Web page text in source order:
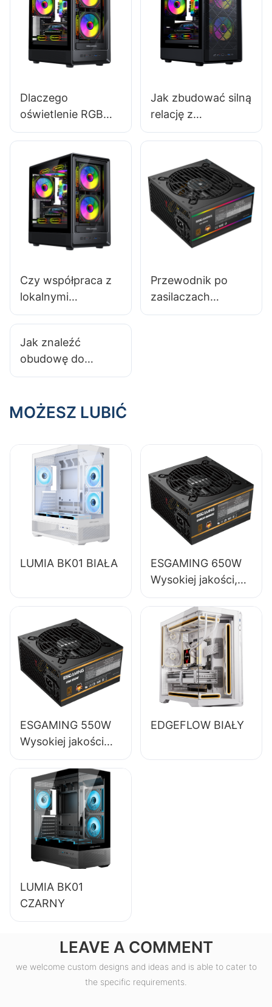
Dlaczego
oświetlenie RGB
jest tak popularne
komputerów
gamingowych?
Jak zbudować silną
relację z
producentami
komputerów
gamingowych?
Czy współpraca z
lokalnymi
producentami
komputerowych
jest korzystna?
Przewodnik po
zasilaczach
komputerowych
Jak znaleźć
obudowę do
komputera
która pomieści
MOŻESZ LUBIĆ
LUMIA BK01 BIAŁA
ESGAMING 650W
Wysokiej jakości,
85% sprawności,
pełnomodułowy
zasilacz do
komputerów
stacjonarnych 80+
Bronze ESB650W
ESGAMING 550W
Wysokiej jakości
zasilacz do
komputerów
stacjonarnych o
sprawności 85%,
80+ Bronze
ESB550W
EDGEFLOW BIAŁY
LUMIA BK01
CZARNY
LEAVE A COMMENT
we welcome custom designs and ideas and is able to cater to
the specific requirements.